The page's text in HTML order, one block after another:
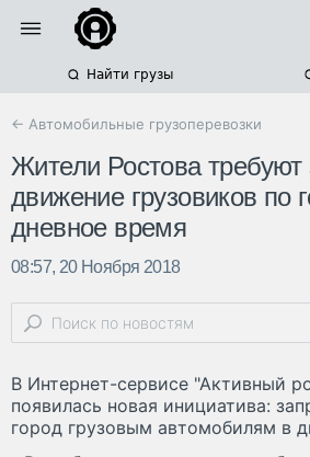
Найти грузы
← Автомобильные грузоперевозки
Жители Ростова требуют
движение грузовиков по
дневное время
08:57, 20 Ноября 2018
В Интернет-сервисе "Активный
появилась новая инициатива:
город грузовым автомобилям в